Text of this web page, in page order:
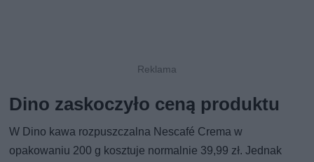
Dino zaskoczyło ceną produktu
W Dino kawa rozpuszczalna Nescafé Crema w
opakowaniu 200 g kosztuje normalnie 39,99 zł. Jednak